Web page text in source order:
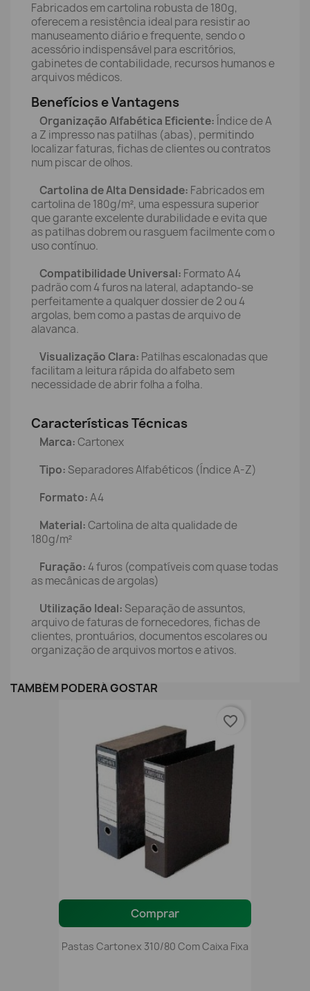
Fabricados em cartolina robusta de 180g,
oferecem a resistência ideal para resistir ao
manuseamento diário e frequente, sendo o
acessório indispensável para escritórios,
gabinetes de contabilidade, recursos humanos e
arquivos médicos.
Benefícios e Vantagens
Organização Alfabética Eficiente: Índice de A
a Z impresso nas patilhas (abas), permitindo
localizar faturas, fichas de clientes ou contratos
num piscar de olhos.
Cartolina de Alta Densidade: Fabricados em
cartolina de 180g/m², uma espessura superior
que garante excelente durabilidade e evita que
as patilhas dobrem ou rasguem facilmente com o
uso contínuo.
Compatibilidade Universal: Formato A4
padrão com 4 furos na lateral, adaptando-se
perfeitamente a qualquer dossier de 2 ou 4
argolas, bem como a pastas de arquivo de
alavanca.
Visualização Clara: Patilhas escalonadas que
facilitam a leitura rápida do alfabeto sem
necessidade de abrir folha a folha.
Características Técnicas
Marca:Cartonex
Tipo: Separadores Alfabéticos (Índice A-Z)
Formato:A4
Material:Cartolina de alta qualidade de
180g/m²
Furação: 4 furos (compatíveis com quase todas
as mecânicas de argolas)
Utilização Ideal: Separação de assuntos,
arquivo de faturas de fornecedores, fichas de
clientes, prontuários, documentos escolares ou
organização de arquivos mortos e ativos.
TAMBÉM PODERÁ GOSTAR
Comprar
Pastas Cartonex 310/80 Com Caixa Fixa
favorite_border